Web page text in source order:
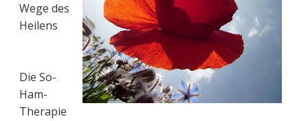
Wege des
Heilens
Die So-
Ham-
Therapie